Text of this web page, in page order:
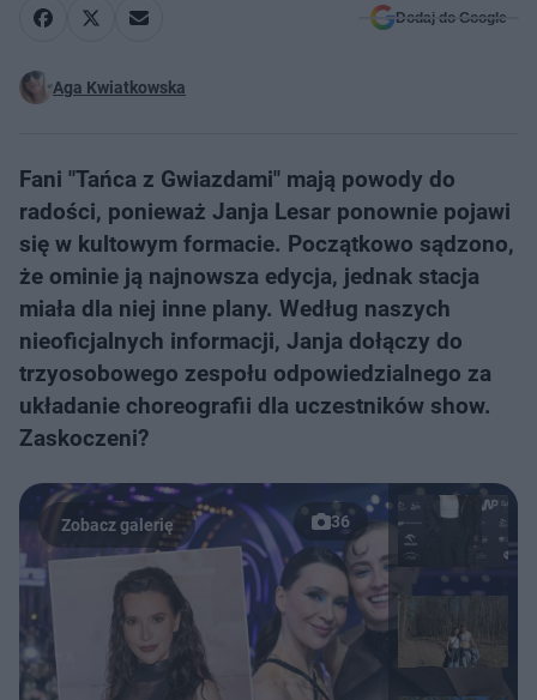
Dodaj do Google
Aga Kwiatkowska
Fani "Tańca z Gwiazdami" mają powody do
radości, ponieważ Janja Lesar ponownie pojawi
się w kultowym formacie. Początkowo sądzono,
że ominie ją najnowsza edycja, jednak stacja
miała dla niej inne plany. Według naszych
nieoficjalnych informacji, Janja dołączy do
trzyosobowego zespołu odpowiedzialnego za
układanie choreografii dla uczestników show.
Zaskoczeni?
36